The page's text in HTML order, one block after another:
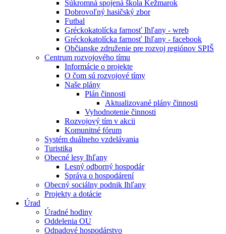
Súkromná spojená škola Kežmarok
Dobrovoľný hasičský zbor
Futbal
Gréckokatolícka farnosť Ihľany - wreb
Gréckokatolícka farnosť Ihľany - facebook
Občianske združenie pre rozvoj regiónov SPIŠ
Centrum rozvojového tímu
Informácie o projekte
O čom sú rozvojové tímy
Naše plány
Plán činnosti
Aktualizované plány činnosti
Vyhodnotenie činnosti
Rozvojový tím v akcii
Komunitné fórum
Systém duálneho vzdelávania
Turistika
Obecné lesy Ihľany
Lesný odborný hospodár
Správa o hospodárení
Obecný sociálny podnik Ihľany
Projekty a dotácie
Úrad
Úradné hodiny
Oddelenia OU
Odpadové hospodárstvo